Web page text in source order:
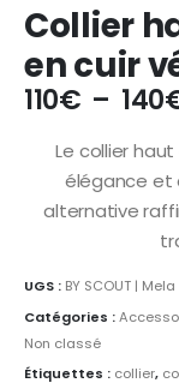
Collier
en cuir
110€ – 140
Le collier
élégance et
alternative
UGS : BY SCOUT |
Catégories :
Non classé
Étiquettes : collier,